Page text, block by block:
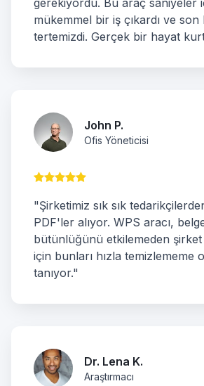
mükemmel bir iş çıkardı ve son
tertemizdi. Gerçek bir hayat
John P.
Ofis Yöneticisi
"Şirketimiz sık sık
PDF'ler alıyor. WPS aracı,
bütünlüğünü etkilemeden
için bunları hızla temizlememe
tanıyor."
Dr. Lena K.
Araştırmacı